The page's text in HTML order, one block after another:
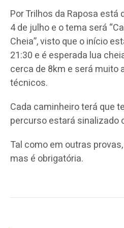
Por Trilhos da Raposa está
4 de julho e o tema será
Cheia”, visto que o início
21:30 e é esperada lua
cerca de 8km e será muito
técnicos.
Cada caminheiro terá que
percurso estará sinalizado
Tal como em outras
mas é obrigatória.